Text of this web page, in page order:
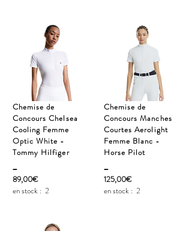
Chemise de
Concours Chelsea
Cooling Femme
Optic White -
Tommy Hilfiger
_
89,00€
en stock : 2
Chemise de
Concours Manches
Courtes Aerolight
Femme Blanc -
Horse Pilot
_
125,00€
en stock : 2